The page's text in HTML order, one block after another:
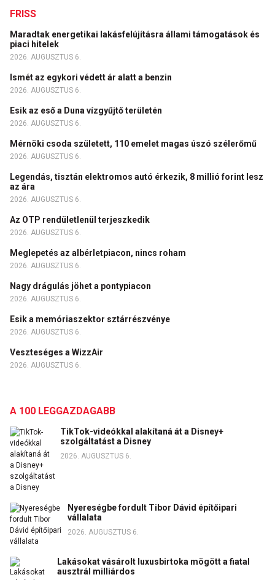
FRISS
Maradtak energetikai lakásfelújításra állami támogatások és
piaci hitelek
2026. AUGUSZTUS 6.
Ismét az egykori védett ár alatt a benzin
2026. AUGUSZTUS 6.
Esik az eső a Duna vízgyűjtő területén
2026. AUGUSZTUS 6.
Mérnöki csoda született, 110 emelet magas úszó szélerőmű
2026. AUGUSZTUS 6.
Legendás, tisztán elektromos autó érkezik, 8 millió forint lesz
az ára
2026. AUGUSZTUS 6.
Az OTP rendületlenül terjeszkedik
2026. AUGUSZTUS 6.
Meglepetés az albérletpiacon, nincs roham
2026. AUGUSZTUS 6.
Nagy drágulás jöhet a pontypiacon
2026. AUGUSZTUS 6.
Esik a memóriaszektor sztárrészvénye
2026. AUGUSZTUS 6.
Veszteséges a WizzAir
2026. AUGUSZTUS 6.
A 100 LEGGAZDAGABB
TikTok-videókkal alakítaná át a Disney+
szolgáltatást a Disney
2026. AUGUSZTUS 6.
Nyereségbe fordult Tibor Dávid építőipari
vállalata
2026. AUGUSZTUS 6.
Lakásokat vásárolt luxusbirtoka mögött a fiatal
ausztrál milliárdos